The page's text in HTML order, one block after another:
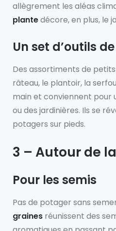
allègrement les aléas
plantedécore, en plus, le
Un set d’outils
Des assortiments de
râteau, le plantoir, la
main et conviennent pour
ou des jardinières. Ils se
potagers sur pieds.
3 – Autour de
Pour les semis
Pas de potager sans
graines réunissent des